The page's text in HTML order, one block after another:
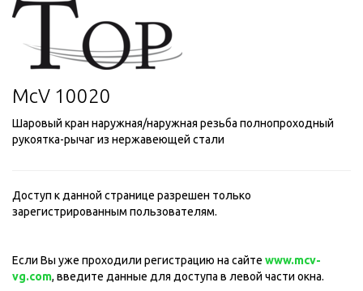
McV 10020
Шаровый кран наружная/наружная резьба полнопроходный
рукоятка-рычаг из нержавеющей стали
Доступ к данной странице разрешен только
зарегистрированным пользователям.
Если Вы уже проходили регистрацию на сайте www.mcv-
vg.com, введите данные для доступа в левой части окна.